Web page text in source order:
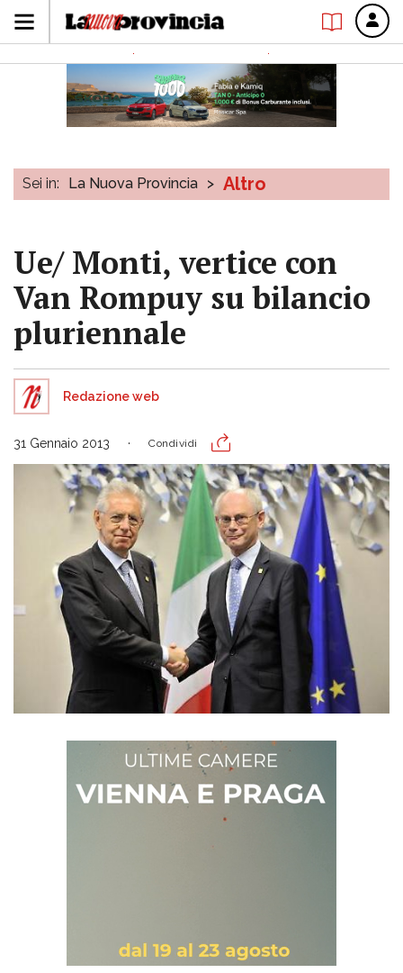
Sei in: La Nuova Provincia > Altro
Ue/ Monti, vertice con
Van Rompuy su bilancio
pluriennale
Redazione web
31 Gennaio 2013 Condividi